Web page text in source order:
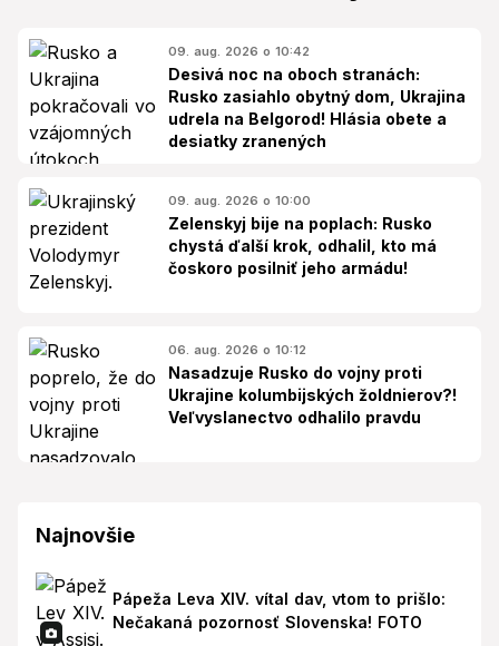
09. aug. 2026 o 10:42
Desivá noc na oboch stranách:
Rusko zasiahlo obytný dom, Ukrajina
udrela na Belgorod! Hlásia obete a
desiatky zranených
09. aug. 2026 o 10:00
Zelenskyj bije na poplach: Rusko
chystá ďalší krok, odhalil, kto má
čoskoro posilniť jeho armádu!
06. aug. 2026 o 10:12
Nasadzuje Rusko do vojny proti
Ukrajine kolumbijských žoldnierov?!
Veľvyslanectvo odhalilo pravdu
Najnovšie
Pápeža Leva XIV. vítal dav, vtom to prišlo:
Nečakaná pozornosť Slovenska! FOTO